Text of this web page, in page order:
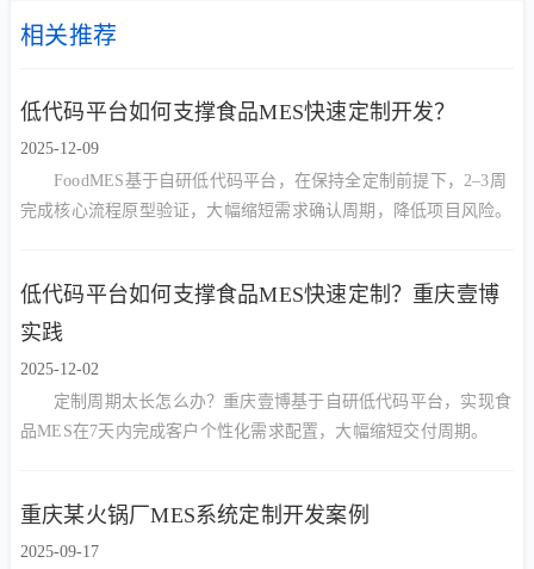
相关推荐
低代码平台如何支撑食品MES快速定制开发？
2025-12-09
FoodMES基于自研低代码平台，在保持全定制前提下，2–3周
完成核心流程原型验证，大幅缩短需求确认周期，降低项目风险。
低代码平台如何支撑食品MES快速定制？重庆壹博
实践
2025-12-02
定制周期太长怎么办？重庆壹博基于自研低代码平台，实现食
品MES在7天内完成客户个性化需求配置，大幅缩短交付周期。
重庆某火锅厂MES系统定制开发案例
2025-09-17